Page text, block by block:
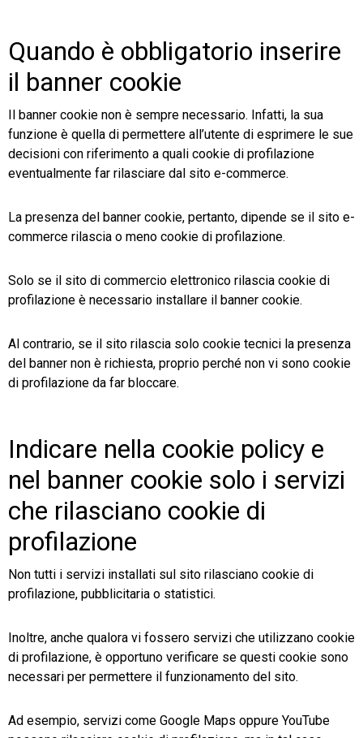
Quando è obbligatorio inserire
il banner cookie
Il banner cookie non è sempre necessario. Infatti, la sua
funzione è quella di permettere all’utente di esprimere le sue
decisioni con riferimento a quali cookie di profilazione
eventualmente far rilasciare dal sito e-commerce.
La presenza del banner cookie, pertanto, dipende se il sito e-
commerce rilascia o meno cookie di profilazione.
Solo se il sito di commercio elettronico rilascia cookie di
profilazione è necessario installare il banner cookie.
Al contrario, se il sito rilascia solo cookie tecnici la presenza
del banner non è richiesta, proprio perché non vi sono cookie
di profilazione da far bloccare.
Indicare nella cookie policy e
nel banner cookie solo i servizi
che rilasciano cookie di
profilazione
Non tutti i servizi installati sul sito rilasciano cookie di
profilazione, pubblicitaria o statistici.
Inoltre, anche qualora vi fossero servizi che utilizzano cookie
di profilazione, è opportuno verificare se questi cookie sono
necessari per permettere il funzionamento del sito.
Ad esempio, servizi come Google Maps oppure YouTube